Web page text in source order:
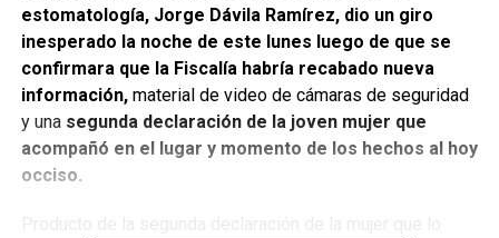
estomatología, Jorge Dávila Ramírez, dio un giro
inesperado la noche de este lunes luego de que se
confirmara que la Fiscalía habría recabado nueva
información,material de video de cámaras de seguridad
y una segunda declaración de la joven mujer que
acompañó en el lugar y momento de los hechos al hoy
occiso.